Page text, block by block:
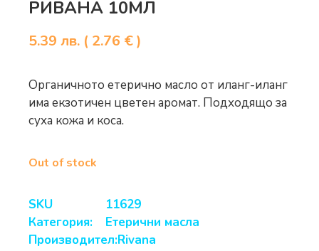
РИВАНА 10МЛ
5.39 лв. ( 2.76 € )
Органичното етерично масло от иланг-иланг
има екзотичен цветен аромат. Подходящо за
суха кожа и коса.
Out of stock
SKU
11629
Категория:
Етерични масла
Производител:Rivana